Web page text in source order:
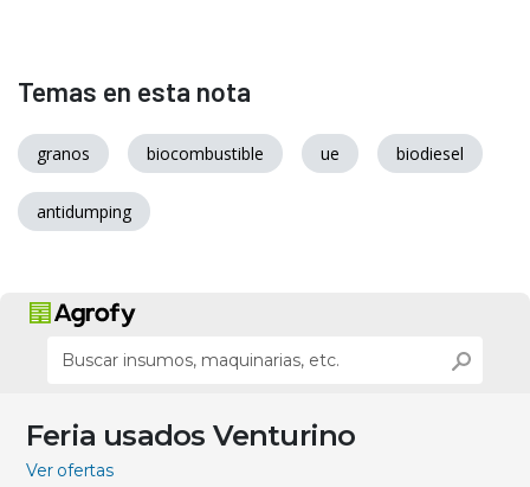
Temas en esta nota
granos biocombustible ue biodiesel
antidumping
Feria usados Venturino
Ver ofertas